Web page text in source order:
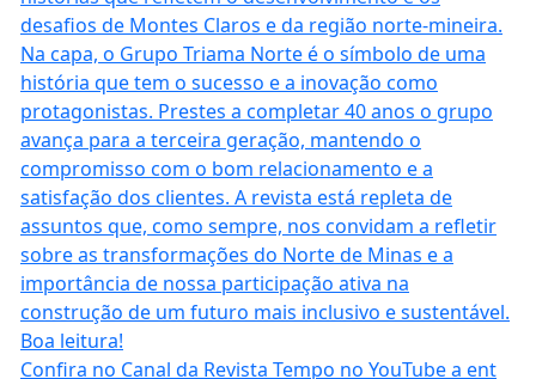
Confira no Canal da Revista Tempo no YouTube a ent